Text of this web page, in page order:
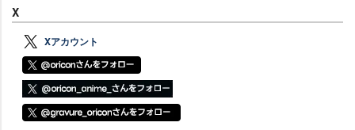
X
Xアカウント